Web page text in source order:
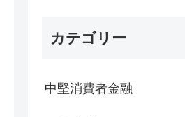
カテゴリー
中堅消費者金融